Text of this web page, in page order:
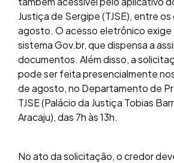
Justiça de Sergipe (TJSE), entre os
agosto. O acesso eletrônico
sistema Gov.br, que dispensa a
documentos. Além disso, a
pode ser feita presencialmente
de agosto, no Departamento de
TJSE (Palácio da Justiça Tobias
Aracaju), das 7h às 13h.
No ato da solicitação, o credor